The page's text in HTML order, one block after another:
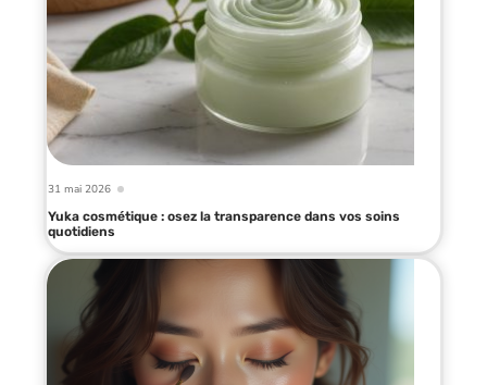
31 mai 2026
Yuka cosmétique : osez la transparence dans vos soins
quotidiens